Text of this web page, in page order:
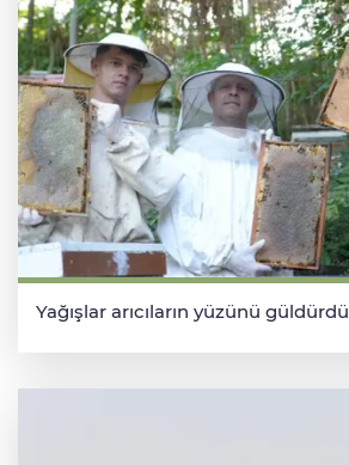
Yağışlar arıcıların yüzünü güldürdü